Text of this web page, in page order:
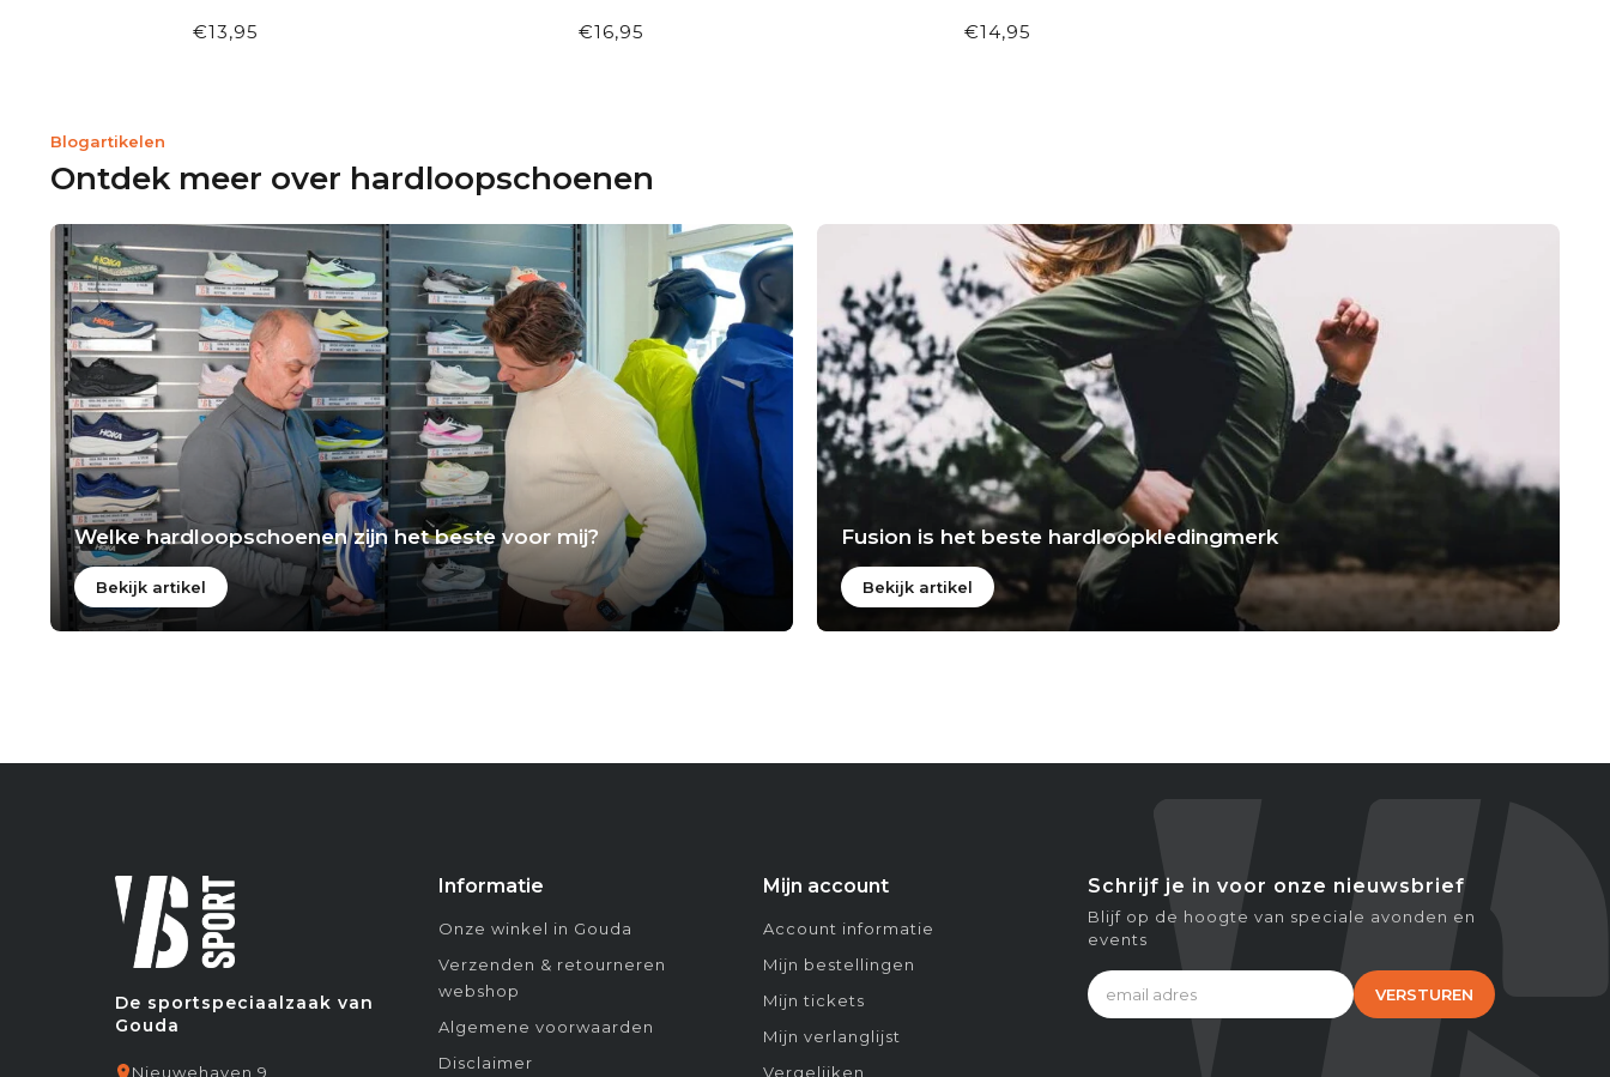
€13,95 €16,95 €14,95
Blogartikelen
Ontdek meer over hardloopschoenen
Welke hardloopschoenen zijn het beste voor mij?
Bekijk artikel
Fusion is het beste hardloopkledingmerk
Bekijk artikel
De sportspeciaalzaak van
Gouda
Nieuwehaven 9
Informatie
Onze winkel in Gouda
Verzenden & retourneren
webshop
Algemene voorwaarden
Disclaimer
Mijn account
Account informatie
Mijn bestellingen
Mijn tickets
Mijn verlanglijst
Vergelijken
Schrijf je in voor onze nieuwsbrief
Blijf op de hoogte van speciale avonden en
events
VERSTUREN